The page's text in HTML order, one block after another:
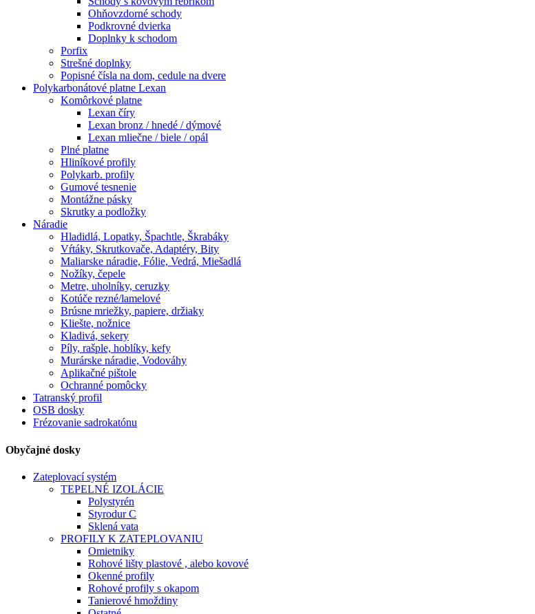
Ohňovzdorné schody
Podkrovné dvierka
Doplnky k schodom
Porfix
Strešné doplnky
Popisné čísla na dom, cedule na dvere
Polykarbonátové platne Lexan
Komôrkové platne
Lexan číry
Lexan bronz / hnedé / dýmové
Lexan mliečne / biele / opál
Plné platne
Hliníkové profily
Polykarb. profily
Gumové tesnenie
Montážne pásky
Skrutky a podložky
Náradie
Hladidlá, Lopatky, Špachtle, Škrabáky
Vŕtáky, Skrutkovače, Adaptéry, Bity
Maliarske náradie, Fólie, Vedrá, Miešadlá
Nožíky, čepele
Metre, uholníky, ceruzky
Kotúče rezné/lamelové
Brúsne mriežky, papiere, držiaky
Kliešte, nožnice
Kladivá, sekery
Píly, rašple, hoblíky, kefy
Murárske náradie, Vodováhy
Aplikačné pištole
Ochranné pomôcky
Tatranský profil
OSB dosky
Frézovanie sadrokatónu
Obyčajné dosky
Zateplovací systém
TEPELNÉ IZOLÁCIE
Polystyrén
Styrodur C
Sklená vata
PROFILY K ZATEPLOVANIU
Omietniky
Rohové lišty plastové , alebo kovové
Okenné profily
Rohové profily s okapom
Tanierové hmoždiny